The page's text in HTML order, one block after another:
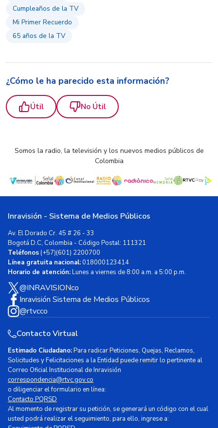
Cumpleaños de la TV
Mi Primer Recuerdo
65 años de la TV
¿Cómo le ha parecido esta información?
Útil No Útil
Somos la radio, la televisión y los nuevos medios públicos de
Colombia
Inravisión - Sistema de Medios Públicos
Av. El Dorado Cr. 45 # 26 - 33
Bogotá D.C, Colombia - Código Postal: 111321
Teléfonos(+57)(601) 2200700
Línea gratuita nacional:018000123414
Horario de atención:Lunes a viernes de 8:00 a.m. a 5:00 p.m.
@INRAVISIONco
Inravisión Sistema de Medios Públicos
@rtvcco
Contacto Virtual
Estimado Ciudadano:Para radicar Peticiones, Quejas, Reclamos,
Solicitudes y Felicitaciones a la Entidad puede remitir lo pertinente al
Correo Oficial Institucional de Inravisión
correspondencia@rtvc.gov.co
o diligenciar el formulario en línea:
Contacto PQRSD
Al momento de registrar su petición, se generará un código con el cual
usted podrá realizar el seguimiento, para ello, ingrese a: